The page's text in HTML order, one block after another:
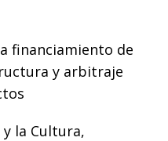
financiamiento de
y arbitraje
y la Cultura,